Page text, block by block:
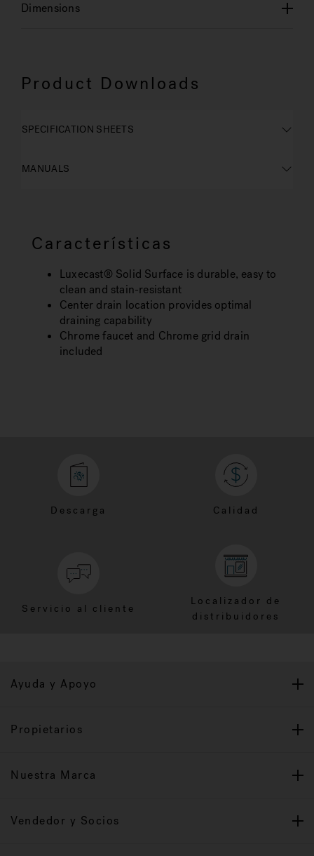
Dimensions
Product Downloads
SPECIFICATION SHEETS
MANUALS
Características
Luxecast® Solid Surface is durable, easy to
clean and stain-resistant
Center drain location provides optimal
draining capability
Chrome faucet and Chrome grid drain
included
Descarga Calidad
Servicio al cliente
Localizador de
distribuidores
Ayuda y Apoyo
Propietarios
Nuestra Marca
Vendedor y Socios